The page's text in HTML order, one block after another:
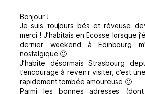
Bonjour !
Je suis toujours béa et rêveuse
merci ! J’habitais en Ecosse lorsque
dernier weekend à Edinbourg
nostalgique 🙂
J’habite désormais Strasbourg
t’encourage à revenir visiter, c’est
rapidement tombée amoureuse 🙂
Parmi les bonnes adresses